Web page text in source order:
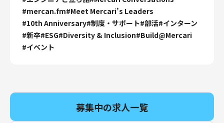
#mercan.fm#Meet Mercari’s Leaders
#10th Anniversary#制度・サポート#部活#インターン
#新卒#ESG#Diversity & Inclusion#Build@Mercari
#イベント
募集中の求人一覧